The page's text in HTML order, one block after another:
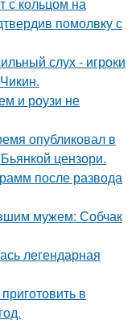
помолвку с
слух - игроки
и роузи не
опубликовал в
цензори.
после развода
мужем: Собчак
легендарная
в